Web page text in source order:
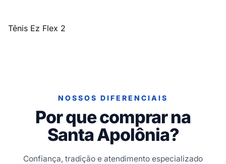
Tênis Ez Flex 2
NOSSOS DIFERENCIAIS
Por que comprar na
Santa Apolônia?
Confiança, tradição e atendimento especializado